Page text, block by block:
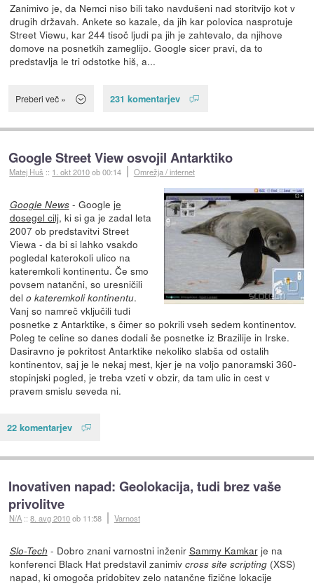
Zanimivo je, da Nemci niso bili tako navdušeni nad storitvijo kot v
drugih državah. Ankete so kazale, da jih kar polovica nasprotuje
Street Viewu, kar 244 tisoč ljudi pa jih je zahtevalo, da njihove
domove na posnetkih zameglijo. Google sicer pravi, da to
predstavlja le tri odstotke hiš, a...
Preberi več » 231 komentarjev
Google Street View osvojil Antarktiko
Matej Huš :: 1. okt 2010ob 00:14 Omrežja / internet
Google News- Google je
dosegel cilj, ki si ga je zadal leta
2007 ob predstavitvi Street
Viewa - da bi si lahko vsakdo
pogledal katerokoli ulico na
kateremkoli kontinentu. Če smo
povsem natančni, so uresničili
del o kateremkoli kontinentu.
Vanj so namreč vključili tudi
posnetke z Antarktike, s čimer so pokrili vseh sedem kontinentov.
Poleg te celine so danes dodali še posnetke iz Brazilije in Irske.
Dasiravno je pokritost Antarktike nekoliko slabša od ostalih
kontinentov, saj je le nekaj mest, kjer je na voljo panoramski 360-
stopinjski pogled, je treba vzeti v obzir, da tam ulic in cest v
pravem smislu seveda ni.
22 komentarjev
Inovativen napad: Geolokacija, tudi brez vaše
privolitve
N/A ::8. avg 2010ob 11:58 Varnost
Slo-Tech - Dobro znani varnostni inženir Sammy Kamkarje na
konferenci Black Hat predstavil zanimiv cross site scripting(XSS)
napad, ki omogoča pridobitev zelo natančne fizične lokacije